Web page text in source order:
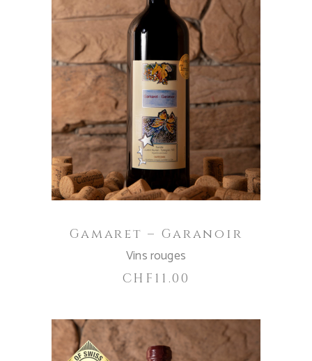
IN DEN WARENKORB
Gamaret – Garanoir
Vins rouges
CHF 11.00